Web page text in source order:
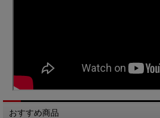
おすすめ商品